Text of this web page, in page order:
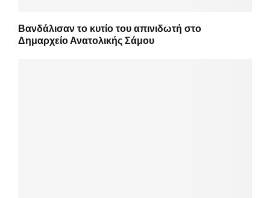
Βανδάλισαν το κυτίο του απινιδωτή στο
Δημαρχείο Ανατολικής Σάμου